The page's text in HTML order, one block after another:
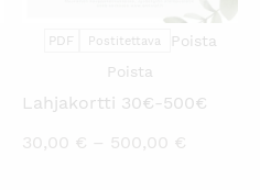
PDF Postitettava
Poista
Poista
Lahjakortti 30€-500€
30,00 € – 500,00 €